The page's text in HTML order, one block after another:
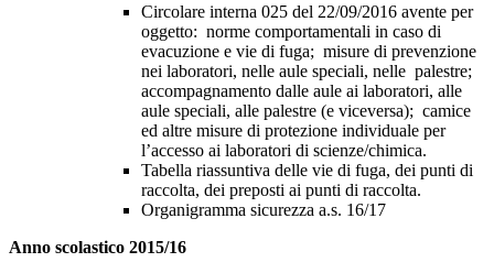
Circolare interna 025 del 22/09/2016 avente per
oggetto: norme comportamentali in caso di
evacuzione e vie di fuga; misure di prevenzione
nei laboratori, nelle aule speciali, nelle palestre;
accompagnamento dalle aule ai laboratori, alle
aule speciali, alle palestre (e viceversa); camice
ed altre misure di protezione individuale per
l’accesso ai laboratori di scienze/chimica.
Tabella riassuntiva delle vie di fuga, dei punti di
raccolta, dei preposti ai punti di raccolta.
Organigramma sicurezza a.s. 16/17
Anno scolastico 2015/16